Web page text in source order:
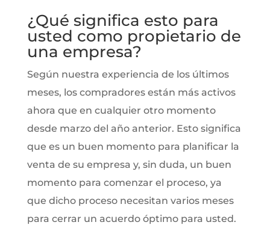
¿Qué significa esto para
usted como propietario de
una empresa?
Según nuestra experiencia de los últimos
meses, los compradores están más activos
ahora que en cualquier otro momento
desde marzo del año anterior. Esto significa
que es un buen momento para planificar la
venta de su empresa y, sin duda, un buen
momento para comenzar el proceso, ya
que dicho proceso necesitan varios meses
para cerrar un acuerdo óptimo para usted.